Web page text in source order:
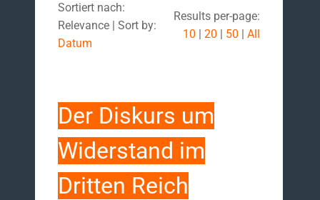
Sortiert nach:
Relevance | Sort by:
Datum
Results per-page:
10 | 20 | 50 | All
Der Diskurs um
Widerstand im
Dritten Reich